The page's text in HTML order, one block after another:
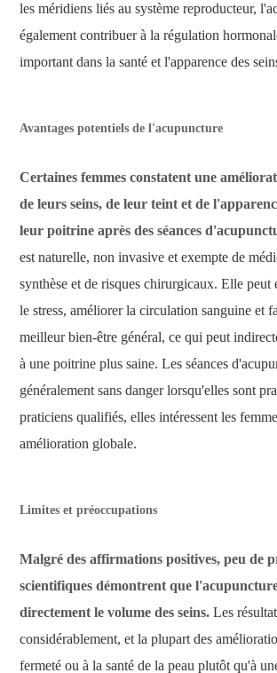
les méridiens liés au système reproducteur,
également contribuer à la régulation
important dans la santé et l'apparence des
Avantages potentiels de l'acupuncture
Certaines femmes constatent une
de leurs seins, de leur teint et de
leur poitrine après des séances
est naturelle, non invasive et exempte de
synthèse et de risques chirurgicaux. Elle peut
le stress, améliorer la circulation sanguine et
meilleur bien-être général, ce qui peut
à une poitrine plus saine. Les séances
généralement sans danger lorsqu'elles sont
praticiens qualifiés, elles intéressent les
amélioration globale.
Limites et préoccupations
Malgré des affirmations positives, peu de
scientifiques démontrent que
directement le volume des seins. Les
considérablement, et la plupart des
fermeté ou à la santé de la peau plutôt qu'à